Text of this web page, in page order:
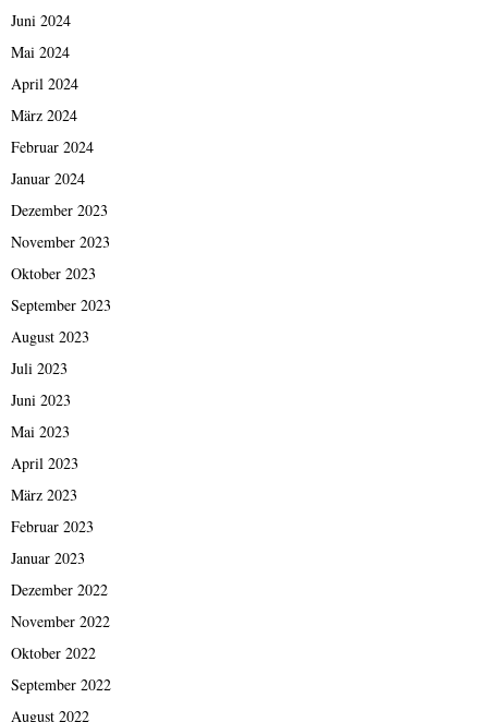
Juni 2024
Mai 2024
April 2024
März 2024
Februar 2024
Januar 2024
Dezember 2023
November 2023
Oktober 2023
September 2023
August 2023
Juli 2023
Juni 2023
Mai 2023
April 2023
März 2023
Februar 2023
Januar 2023
Dezember 2022
November 2022
Oktober 2022
September 2022
August 2022